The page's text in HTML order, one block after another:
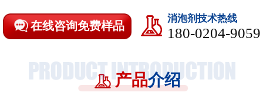
在线咨询免费样品
消泡剂技术热线
180-0204-9059
产品介绍